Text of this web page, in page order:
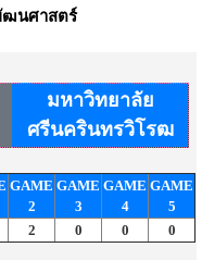
ฒนศาสตร์
มหาวิทยาลัย
ศรีนครินทรวิโรฒ
GAME
2
GAME
3
GAME
4
GAME
5
2 0 0 0